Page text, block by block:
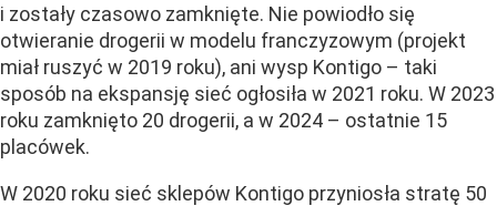
i zostały czasowo zamknięte. Nie powiodło się
otwieranie drogerii w modelu franczyzowym (projekt
miał ruszyć w 2019 roku), ani wysp Kontigo – taki
sposób na ekspansję sieć ogłosiła w 2021 roku. W 2023
roku zamknięto 20 drogerii, a w 2024 – ostatnie 15
placówek.
W 2020 roku sieć sklepów Kontigo przyniosła stratę 50